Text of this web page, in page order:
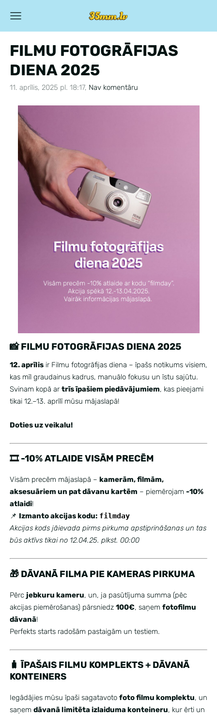
FILMU FOTOGRĀFIJAS
DIENA 2025
11. aprīlis, 2025 pl. 18:17, Nav komentāru
📸 FILMU FOTOGRĀFIJAS DIENA 2025
12. aprīlis ir Filmu fotogrāfijas diena – īpašs notikums visiem,
kas mīl graudainus kadrus, manuālo fokusu un īstu sajūtu.
Svinam kopā ar trīs īpašiem piedāvājumiem, kas pieejami
tikai 12.–13. aprīlī mūsu mājaslapā!
Doties uz veikalu!
🎞️ -10% ATLAIDE VISĀM PRECĒM
Visām precēm mājaslapā – kamerām, filmām,
aksesuāriem un pat dāvanu kartēm – piemērojam -10%
atlaidi!
📌 Izmanto akcijas kodu: filmday
Akcijas kods jāievada pirms pirkuma apstiprināšanas un tas
būs aktīvs tikai no 12.04.25. plkst. 00:00
🎁 DĀVANĀ FILMA PIE KAMERAS PIRKUMA
Pērc jebkuru kameru, un, ja pasūtījuma summa (pēc
akcijas piemērošanas) pārsniedz 100€, saņem fotofilmu
dāvanā!
Perfekts starts radošām pastaigām un testiem.
🧳 ĪPAŠAIS FILMU KOMPLEKTS + DĀVANĀ
KONTEINERS
Iegādājies mūsu īpaši sagatavoto foto filmu komplektu, un
saņem dāvanā limitēta izlaiduma konteineru, kur ērti un